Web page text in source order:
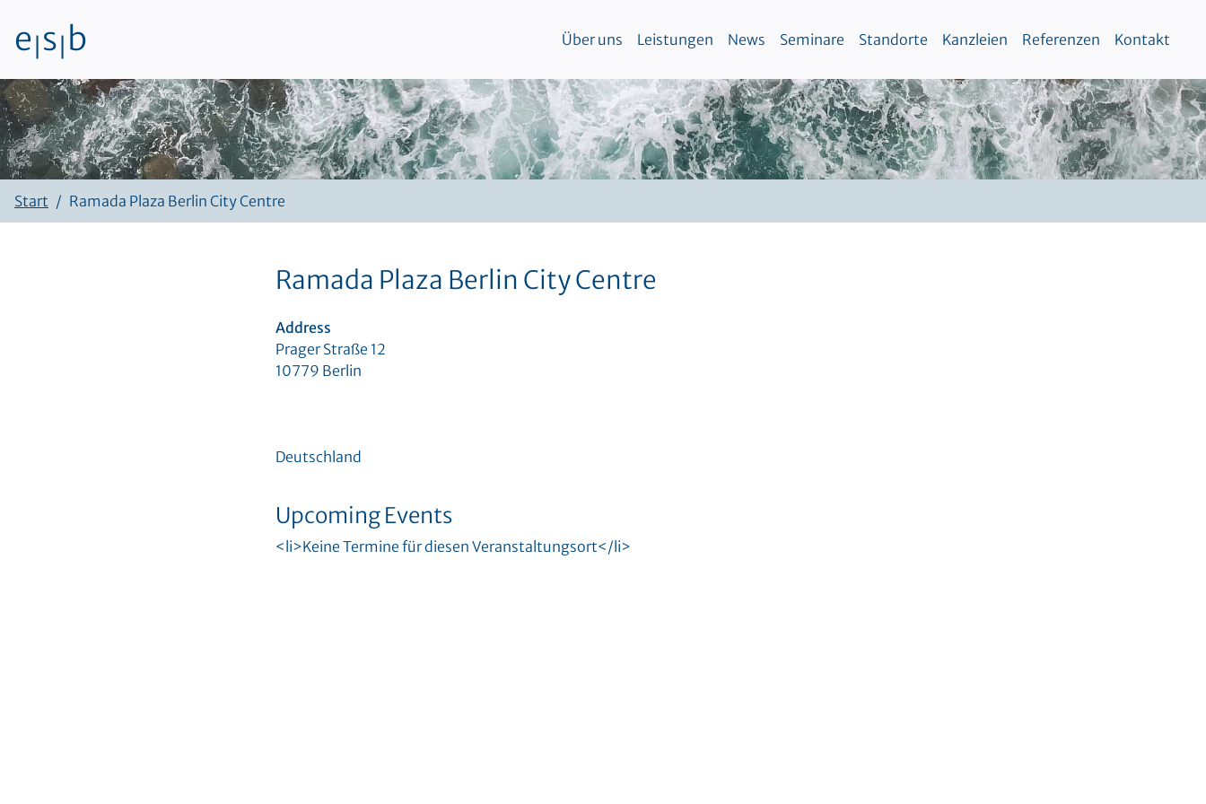
Zum Inhalt
e s b Über uns Leistungen News Seminare Standorte Kanzleien Referenzen Kontakt
Start Ramada Plaza Berlin City Centre
Ramada Plaza Berlin City Centre
Address
Prager Straße 12
10779 Berlin
Deutschland
Upcoming Events
<li>Keine Termine für diesen Veranstaltungsort</li>